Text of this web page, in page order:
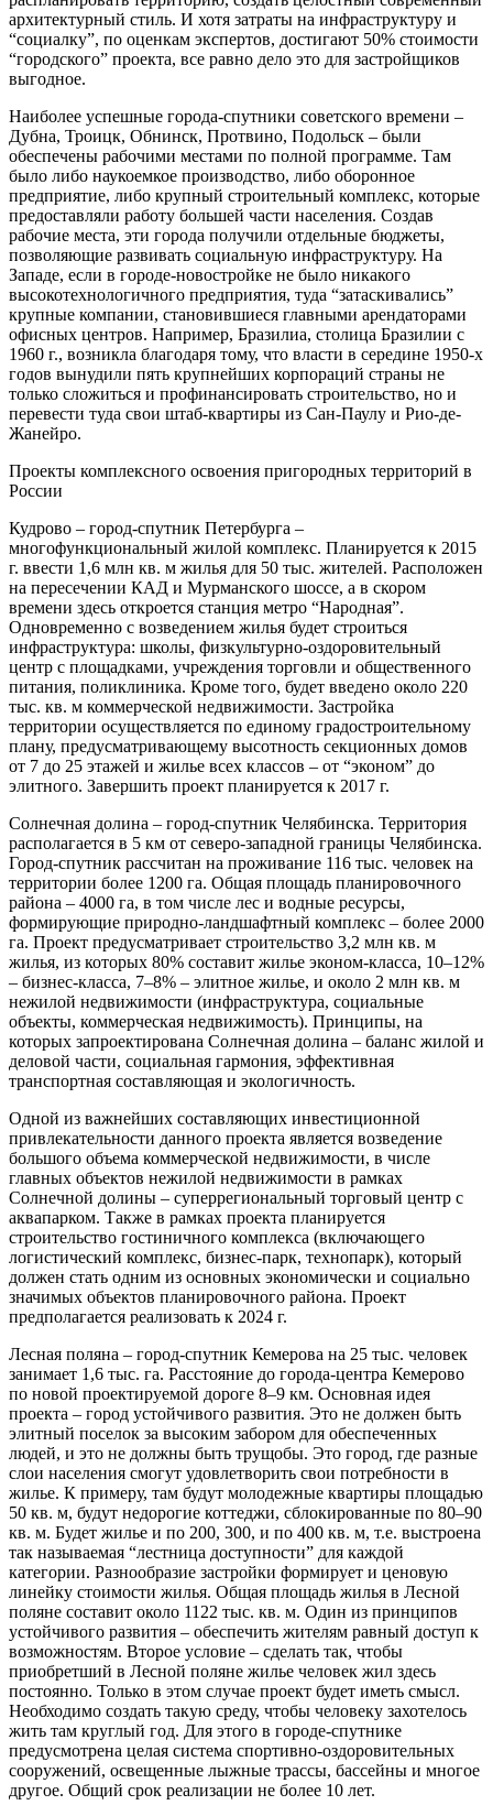
архитектурный стиль. И хотя затраты на инфраструктуру и
“социалку”, по оценкам экспертов, достигают 50% стоимости
“городского” проекта, все равно дело это для застройщиков
выгодное.
Наиболее успешные города-спутники советского времени –
Дубна, Троицк, Обнинск, Протвино, Подольск – были
обеспечены рабочими местами по полной программе. Там
было либо наукоемкое производство, либо оборонное
предприятие, либо крупный строительный комплекс, которые
предоставляли работу большей части населения. Создав
рабочие места, эти города получили отдельные бюджеты,
позволяющие развивать социальную инфраструктуру. На
Западе, если в городе-новостройке не было никакого
высокотехнологичного предприятия, туда “затаскивались”
крупные компании, становившиеся главными арендаторами
офисных центров. Например, Бразилиа, столица Бразилии с
1960 г., возникла благодаря тому, что власти в середине 1950-х
годов вынудили пять крупнейших корпораций страны не
только сложиться и профинансировать строительство, но и
перевести туда свои штаб-квартиры из Сан-Паулу и Рио-де-
Жанейро.
Проекты комплексного освоения пригородных территорий в
России
Кудрово – город-спутник Петербурга –
многофункциональный жилой комплекс. Планируется к 2015
г. ввести 1,6 млн кв. м жилья для 50 тыс. жителей. Расположен
на пересечении КАД и Мурманского шоссе, а в скором
времени здесь откроется станция метро “Народная”.
Одновременно с возведением жилья будет строиться
инфраструктура: школы, физкультурно-оздоровительный
центр с площадками, учреждения торговли и общественного
питания, поликлиника. Кроме того, будет введено около 220
тыс. кв. м коммерческой недвижимости. Застройка
территории осуществляется по единому градостроительному
плану, предусматривающему высотность секционных домов
от 7 до 25 этажей и жилье всех классов – от “эконом” до
элитного. Завершить проект планируется к 2017 г.
Солнечная долина – город-спутник Челябинска. Территория
располагается в 5 км от северо-западной границы Челябинска.
Город-спутник рассчитан на проживание 116 тыс. человек на
территории более 1200 га. Общая площадь планировочного
района – 4000 га, в том числе лес и водные ресурсы,
формирующие природно-ландшафтный комплекс – более 2000
га. Проект предусматривает строительство 3,2 млн кв. м
жилья, из которых 80% составит жилье эконом-класса, 10–12%
– бизнес-класса, 7–8% – элитное жилье, и около 2 млн кв. м
нежилой недвижимости (инфраструктура, социальные
объекты, коммерческая недвижимость). Принципы, на
которых запроектирована Солнечная долина – баланс жилой и
деловой части, социальная гармония, эффективная
транспортная составляющая и экологичность.
Одной из важнейших составляющих инвестиционной
привлекательности данного проекта является возведение
большого объема коммерческой недвижимости, в числе
главных объектов нежилой недвижимости в рамках
Солнечной долины – суперрегиональный торговый центр с
аквапарком. Также в рамках проекта планируется
строительство гостиничного комплекса (включающего
логистический комплекс, бизнес-парк, технопарк), который
должен стать одним из основных экономически и социально
значимых объектов планировочного района. Проект
предполагается реализовать к 2024 г.
Лесная поляна – город-спутник Кемерова на 25 тыс. человек
занимает 1,6 тыс. га. Расстояние до города-центра Кемерово
по новой проектируемой дороге 8–9 км. Основная идея
проекта – город устойчивого развития. Это не должен быть
элитный поселок за высоким забором для обеспеченных
людей, и это не должны быть трущобы. Это город, где разные
слои населения смогут удовлетворить свои потребности в
жилье. К примеру, там будут молодежные квартиры площадью
50 кв. м, будут недорогие коттеджи, сблокированные по 80–90
кв. м. Будет жилье и по 200, 300, и по 400 кв. м, т.е. выстроена
так называемая “лестница доступности” для каждой
категории. Разнообразие застройки формирует и ценовую
линейку стоимости жилья. Общая площадь жилья в Лесной
поляне составит около 1122 тыс. кв. м. Один из принципов
устойчивого развития – обеспечить жителям равный доступ к
возможностям. Второе условие – сделать так, чтобы
приобретший в Лесной поляне жилье человек жил здесь
постоянно. Только в этом случае проект будет иметь смысл.
Необходимо создать такую среду, чтобы человеку захотелось
жить там круглый год. Для этого в городе-спутнике
предусмотрена целая система спортивно-оздоровительных
сооружений, освещенные лыжные трассы, бассейны и многое
другое. Общий срок реализации не более 10 лет.